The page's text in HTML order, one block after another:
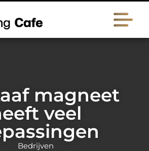
magneet
veel
Bedrijven